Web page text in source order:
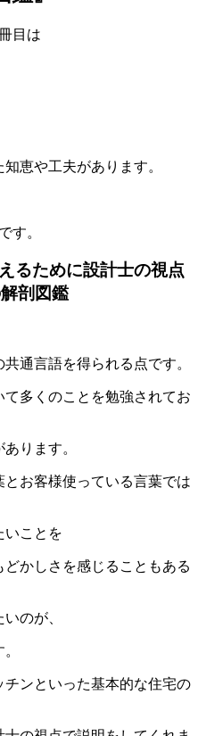
目は
恵や工夫があります。
す。
るために設計士の視点
剖図鑑
通言語を得られる点です。
多くのことを勉強されてお
ります。
お客様使っている言葉では
いことを
かしさを感じることもある
のが、
ンといった基本的な住宅の